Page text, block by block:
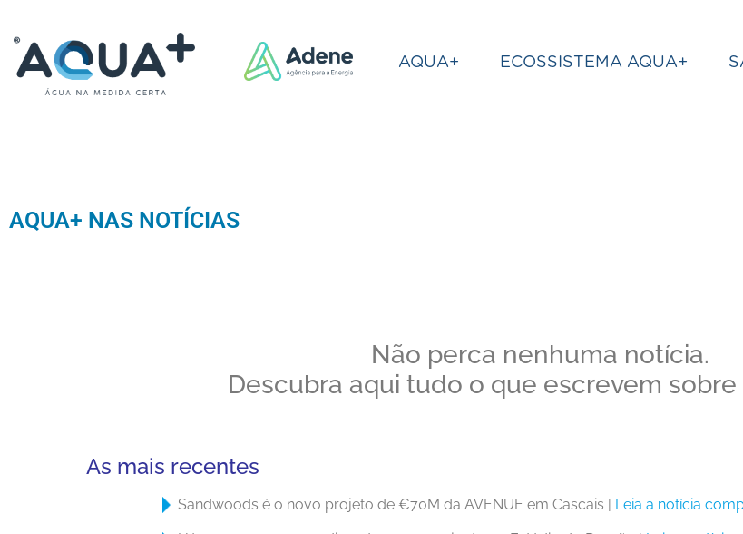
AQUA+ ECOSSISTEMA AQUA+
AQUA+ NAS NOTÍCIAS
Não perca nenhuma notícia.
Descubra aqui tudo o que escrevem sobre
As mais recentes
Sandwoods é o novo projeto de €70M da AVENUE em Cascais | Leia a notícia